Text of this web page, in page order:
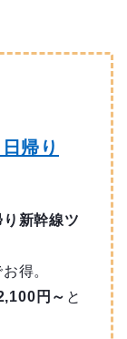
帰り
新幹線ツ
得。
円～ と